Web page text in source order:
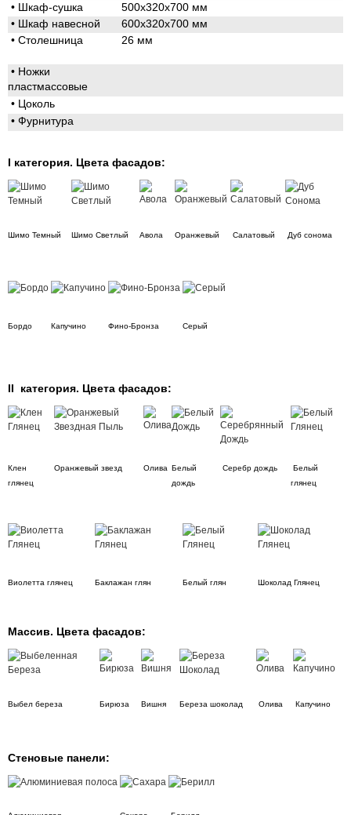
• Шкаф-сушка
500х320х700 мм
• Шкаф навесной
600х320х700 мм
• Столешница 26 мм
• Ножки
пластмассовые
• Цоколь
• Фурнитура
I категория. Цвета фасадов:
Шимо Темный Шимо Светлый Авола Оранжевый Салатовый Дуб сонома
Бордо Капучино Фино-Бронза Серый
II категория. Цвета фасадов:
Клен
глянец
Оранжевый звезд Олива Белый
дождь
Серебр дождь
Белый
глянец
Виолетта глянец Баклажан глян Белый глян Шоколад Глянец
Массив. Цвета фасадов:
Выбел береза Бирюза Вишня Береза шоколад Олива Капучино
Стеновые панели: